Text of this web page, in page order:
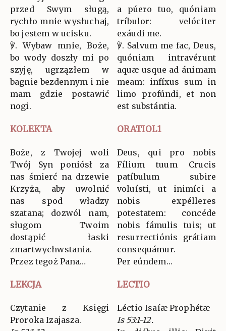
przed Swym sługą,
rychło mnie wysłuchaj,
bo jestem w ucisku.
℣. Wybaw mnie, Boże,
bo wody doszły mi po
szyję, ugrzązłem w
bagnie bezdennym i nie
mam gdzie postawić
nogi.
a púero tuo, quóniam
tríbulor: velóciter
exáudi me.
℣. Salvum me fac, Deus,
quóniam intravérunt
aquæ usque ad ánimam
meam: infíxus sum in
limo profúndi, et non
est substántia.
KOLEKTA ORATIOL1
Boże, z Twojej woli
Twój Syn poniósł za
nas śmierć na drzewie
Krzyża, aby uwolnić
nas spod władzy
szatana; dozwól nam,
sługom Twoim
dostąpić łaski
zmartwychwstania.
Przez tegoż Pana…
Deus, qui pro nobis
Fílium tuum Crucis
patíbulum subire
voluísti, ut inimíci a
nobis expélleres
potestatem: concéde
nobis fámulis tuis; ut
resurrectiónis grátiam
consequámur.
Per eúndem…
LEKCJA LECTIO
Czytanie z Księgi
Proroka Izajasza.
Léctio Isaíæ Prophétæ
Is 53:1-12.